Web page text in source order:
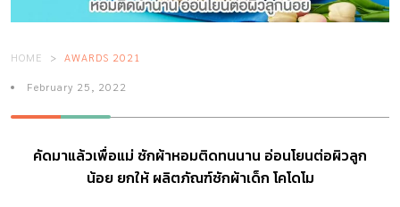
HOME AWARDS 2021
February 25, 2022
คัดมาแล้วเพื่อแม่ ซักผ้าหอมติดทนนาน อ่อนโยนต่อผิวลูก
น้อย ยกให้ ผลิตภัณฑ์ซักผ้าเด็ก โคโดโม